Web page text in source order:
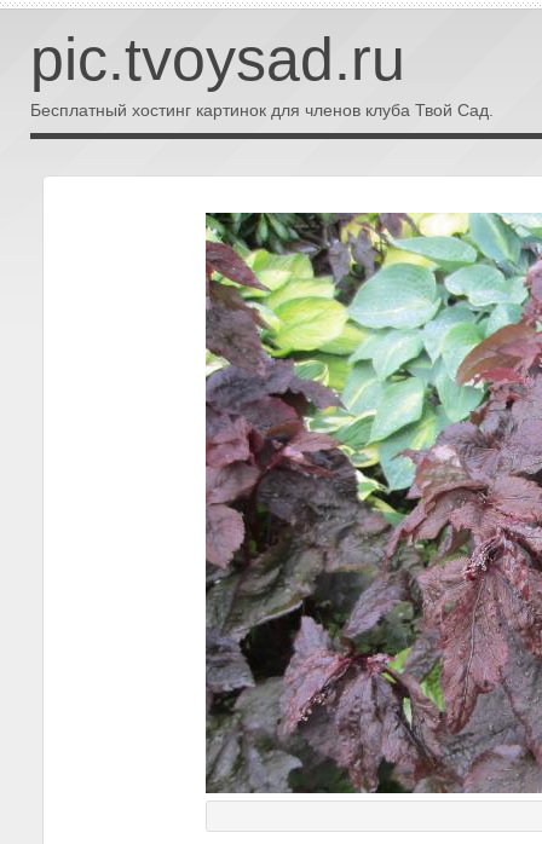
pic.tvoysad.ru
Бесплатный хостинг картинок для членов клуба Твой Сад.